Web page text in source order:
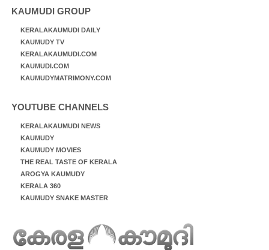
KAUMUDI GROUP
KERALAKAUMUDI DAILY
KAUMUDY TV
KERALAKAUMUDI.COM
KAUMUDI.COM
KAUMUDYMATRIMONY.COM
YOUTUBE CHANNELS
KERALAKAUMUDI NEWS
KAUMUDY
KAUMUDY MOVIES
THE REAL TASTE OF KERALA
AROGYA KAUMUDY
KERALA 360
KAUMUDY SNAKE MASTER